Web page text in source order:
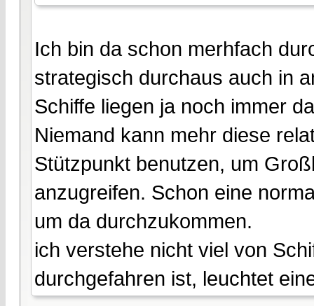
Ich bin da schon merhfach
strategisch durchaus auch in
Schiffe liegen ja noch immer
Niemand kann mehr diese
Stützpunkt benutzen, um
anzugreifen. Schon eine
um da durchzukommen.
ich verstehe nicht viel von
durchgefahren ist, leuchtet